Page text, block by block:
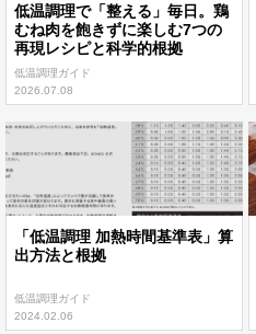
低温調理で「整える」毎日。鶏
むね肉を飽きずに楽しむ7つの
再現レシピと科学的根拠
低温調理ガイド
2026.07.08
「低温調理 加熱時間基準表」算
出方法と根拠
低温調理ガイド
2024.02.06